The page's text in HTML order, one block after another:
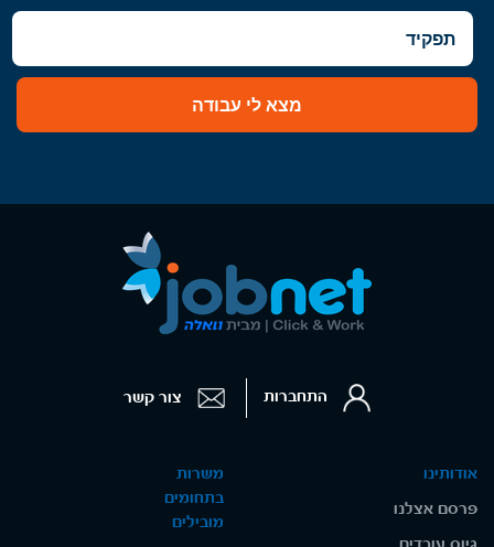
מצא לי עבודה
אודותינו
פרסם אצלנו
משרות
בתחומים
מובילים